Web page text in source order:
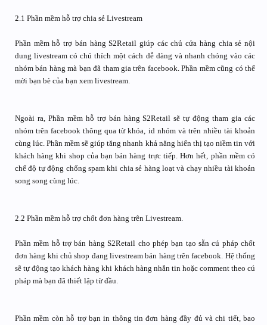
2.1 Phần mềm hỗ trợ chia sẻ Livestream
Phần mềm hỗ trợ bán hàng S2Retail giúp các chủ cửa hàng chia sẻ nội
dung livestream có chú thích một cách dễ dàng và nhanh chóng vào các
nhóm bán hàng mà bạn đã tham gia trên facebook. Phần mềm cũng có thể
mời bạn bè của bạn xem livestream.
Ngoài ra, Phần mềm hỗ trợ bán hàng S2Retail sẽ tự động tham gia các
nhóm trên facebook thông qua từ khóa, id nhóm và trên nhiều tài khoản
cùng lúc. Phần mềm sẽ giúp tăng nhanh khả năng hiển thị tạo niềm tin với
khách hàng khi shop của bạn bán hàng trực tiếp. Hơn hết, phần mềm có
chế độ tự động chống spam khi chia sẻ hàng loạt và chạy nhiều tài khoản
song song cùng lúc.
2.2 Phần mềm hỗ trợ chốt đơn hàng trên Livestream.
Phần mềm hỗ trợ bán hàng S2Retail cho phép bạn tạo sẵn cú pháp chốt
đơn hàng khi chủ shop đang livestream bán hàng trên facebook. Hệ thống
sẽ tự động tạo khách hàng khi khách hàng nhắn tin hoặc comment theo cú
pháp mà bạn đã thiết lập từ đầu.
Phần mềm còn hỗ trợ bạn in thông tin đơn hàng đầy đủ và chi tiết, bao